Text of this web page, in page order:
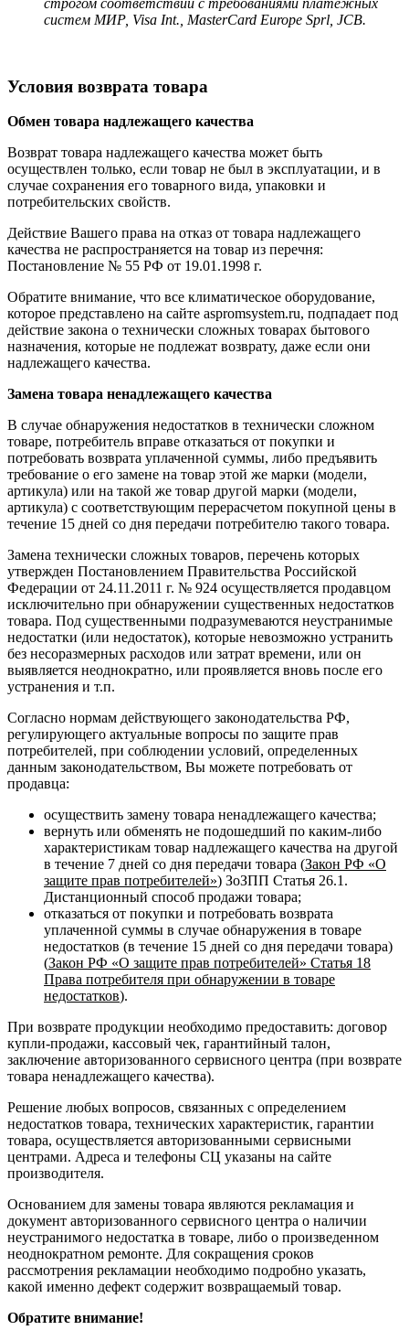
строгом соответствии с требованиями платежных
систем МИР, Visa Int., MasterCard Europe Sprl, JCB.
Условия возврата товара
Обмен товара надлежащего качества
Возврат товара надлежащего качества может быть
осуществлен только, если товар не был в эксплуатации, и в
случае сохранения его товарного вида, упаковки и
потребительских свойств.
Действие Вашего права на отказ от товара надлежащего
качества не распространяется на товар из перечня:
Постановление № 55 РФ от 19.01.1998 г.
Обратите внимание, что все климатическое оборудование,
которое представлено на сайте aspromsystem.ru, подпадает под
действие закона о технически сложных товарах бытового
назначения, которые не подлежат возврату, даже если они
надлежащего качества.
Замена товара ненадлежащего качества
В случае обнаружения недостатков в технически сложном
товаре, потребитель вправе отказаться от покупки и
потребовать возврата уплаченной суммы, либо предъявить
требование о его замене на товар этой же марки (модели,
артикула) или на такой же товар другой марки (модели,
артикула) с соответствующим перерасчетом покупной цены в
течение 15 дней со дня передачи потребителю такого товара.
Замена технически сложных товаров, перечень которых
утвержден Постановлением Правительства Российской
Федерации от 24.11.2011 г. № 924 осуществляется продавцом
исключительно при обнаружении существенных недостатков
товара. Под существенными подразумеваются неустранимые
недостатки (или недостаток), которые невозможно устранить
без несоразмерных расходов или затрат времени, или он
выявляется неоднократно, или проявляется вновь после его
устранения и т.п.
Согласно нормам действующего законодательства РФ,
регулирующего актуальные вопросы по защите прав
потребителей, при соблюдении условий, определенных
данным законодательством, Вы можете потребовать от
продавца:
осуществить замену товара ненадлежащего качества;
вернуть или обменять не подошедший по каким-либо
характеристикам товар надлежащего качества на другой
в течение 7 дней со дня передачи товара (Закон РФ «О
защите прав потребителей») ЗоЗПП Статья 26.1.
Дистанционный способ продажи товара;
отказаться от покупки и потребовать возврата
уплаченной суммы в случае обнаружения в товаре
недостатков (в течение 15 дней со дня передачи товара)
(Закон РФ «О защите прав потребителей» Статья 18
Права потребителя при обнаружении в товаре
недостатков).
При возврате продукции необходимо предоставить: договор
купли-продажи, кассовый чек, гарантийный талон,
заключение авторизованного сервисного центра (при возврате
товара ненадлежащего качества).
Решение любых вопросов, связанных с определением
недостатков товара, технических характеристик, гарантии
товара, осуществляется авторизованными сервисными
центрами. Адреса и телефоны СЦ указаны на сайте
производителя.
Основанием для замены товара являются рекламация и
документ авторизованного сервисного центра о наличии
неустранимого недостатка в товаре, либо о произведенном
неоднократном ремонте. Для сокращения сроков
рассмотрения рекламации необходимо подробно указать,
какой именно дефект содержит возвращаемый товар.
Обратите внимание!